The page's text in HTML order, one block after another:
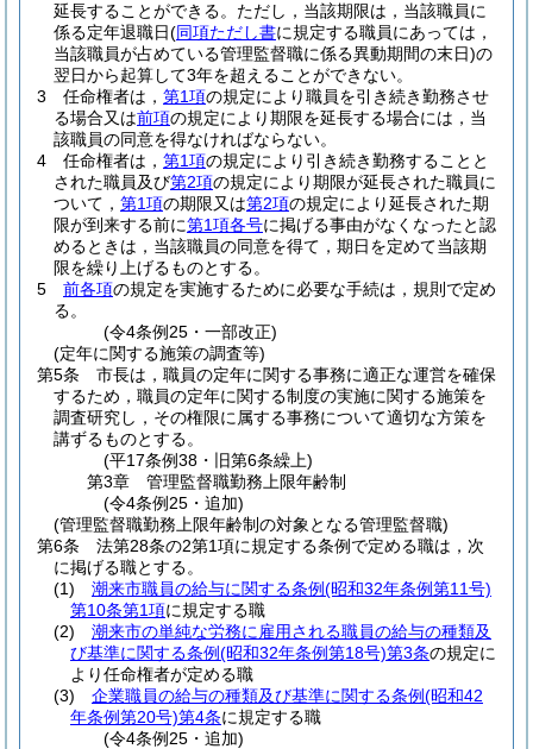
延長することができる。 ただし，当該期限は，当該職員に
係る定年退職日(同項ただし書に規定する職員にあっては，
当該職員が占めている管理監督職に係る異動期間の末日)の
翌日から起算して3年を超えることができない。
3
任命権者は， 第1項の規定により職員を引き続き勤務させ
る場合又は前項の規定により期限を延長する場合には，当
該職員の同意を得なければならない。
4
任命権者は， 第1項の規定により引き続き勤務することと
された職員及び第2項の規定により期限が延長された職員に
ついて， 第1項の期限又は第2項の規定により延長された期
限が到来する前に第1項各号に掲げる事由がなくなったと認
めるときは，当該職員の同意を得て，期日を定めて当該期
限を繰り上げるものとする。
5
前各項の規定を実施するために必要な手続は，規則で定め
る。
(令4条例25・一部改正)
(定年に関する施策の調査等)
第5条
市長は，職員の定年に関する事務に適正な運営を確保
するため，職員の定年に関する制度の実施に関する施策を
調査研究し，その権限に属する事務について適切な方策を
講ずるものとする。
(平17条例38・旧第6条繰上)
第3章
管理監督職勤務上限年齢制
(令4条例25・追加)
(管理監督職勤務上限年齢制の対象となる管理監督職)
第6条
法第28条の2第1項に規定する条例で定める職は，次
に掲げる職とする。
(1)
潮来市職員の給与に関する条例(昭和32年条例第11号)
第10条第1項に規定する職
(2)
潮来市の単純な労務に雇用される職員の給与の種類及
び基準に関する条例(昭和32年条例第18号)第3条の規定に
より任命権者が定める職
(3)
企業職員の給与の種類及び基準に関する条例(昭和42
年条例第20号)第4条に規定する職
(令4条例25・追加)